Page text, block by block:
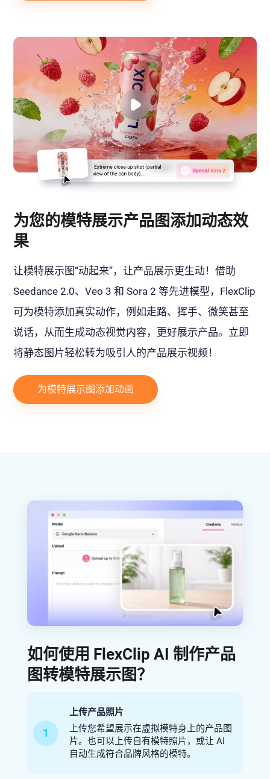
为您的模特展示产品图添加动态效
果
让模特展示图“动起来”，让产品展示更生动！借助
Seedance 2.0、Veo 3 和 Sora 2 等先进模型，FlexClip
可为模特添加真实动作，例如走路、挥手、微笑甚至
说话，从而生成动态视觉内容，更好展示产品。立即
将静态图片轻松转为吸引人的产品展示视频！
为模特展示图添加动画
如何使用 FlexClip AI 制作产品
图转模特展示图？
1
上传产品照片
上传您希望展示在虚拟模特身上的产品图
片。也可以上传自有模特照片，或让 AI
自动生成符合品牌风格的模特。